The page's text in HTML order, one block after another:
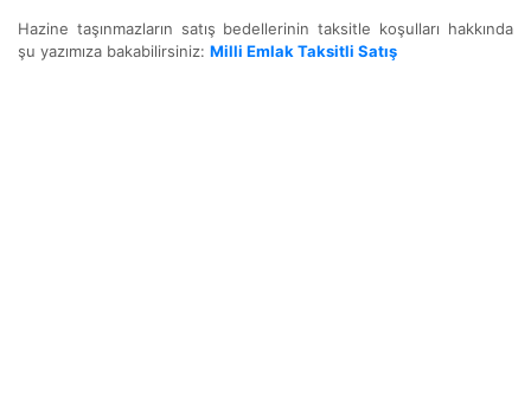
Hazine taşınmazların satış bedellerinin taksitle koşulları hakkında
şu yazımıza bakabilirsiniz: Milli Emlak Taksitli Satış